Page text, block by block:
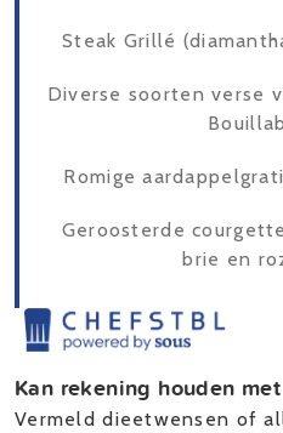
Steak Grillé
Diverse soorten verse
Romige
Geroosterde
brie en
Kan rekening houden met
Vermeld dieetwensen of